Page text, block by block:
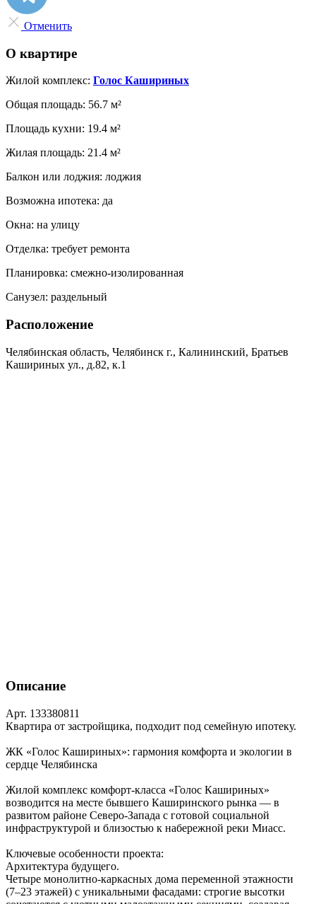
Отменить
О квартире
Жилой комплекс: Голос Кашириных
Общая площадь: 56.7 м²
Площадь кухни: 19.4 м²
Жилая площадь: 21.4 м²
Балкон или лоджия: лоджия
Возможна ипотека: да
Окна: на улицу
Отделка: требует ремонта
Планировка: смежно-изолированная
Санузел: раздельный
Расположение
Челябинская область, Челябинск г., Калининский, Братьев
Кашириных ул., д.82, к.1
Описание
Арт. 133380811
Квартира от застройщика, подходит под семейную ипотеку.
ЖК «Голос Кашириных»: гармония комфорта и экологии в
сердце Челябинска
Жилой комплекс комфорт‑класса «Голос Кашириных»
возводится на месте бывшего Каширинского рынка — в
развитом районе Северо‑Запада с готовой социальной
инфраструктурой и близостью к набережной реки Миасс.
Ключевые особенности проекта:
Архитектура будущего.
Четыре монолитно‑каркасных дома переменной этажности
(7–23 этажей) с уникальными фасадами: строгие высотки